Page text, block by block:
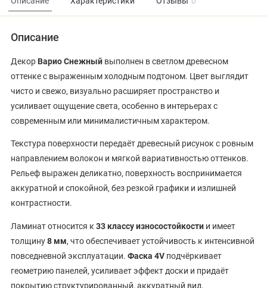
Описание
Декор Варио Снежный выполнен в светлом древесном
оттенке с выраженным холодным подтоном. Цвет выглядит
чисто и свежо, визуально расширяет пространство и
усиливает ощущение света, особенно в интерьерах с
современным или минималистичным характером.
Текстура поверхности передаёт древесный рисунок с ровным
направлением волокон и мягкой вариативностью оттенков.
Рельеф выражен деликатно, поверхность воспринимается
аккуратной и спокойной, без резкой графики и излишней
контрастности.
Ламинат относится к 33 классу износостойкости и имеет
толщину8 мм, что обеспечивает устойчивость к интенсивной
повседневной эксплуатации. Фаска 4V подчёркивает
геометрию панелей, усиливает эффект доски и придаёт
покрытию структурированный, аккуратный вид.